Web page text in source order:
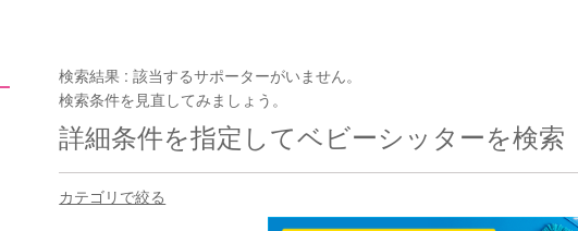
検索結果 :該当するサポーターがいません。
検索条件を見直してみましょう。
詳細条件を指定してベビーシッターを検索
カテゴリで絞る